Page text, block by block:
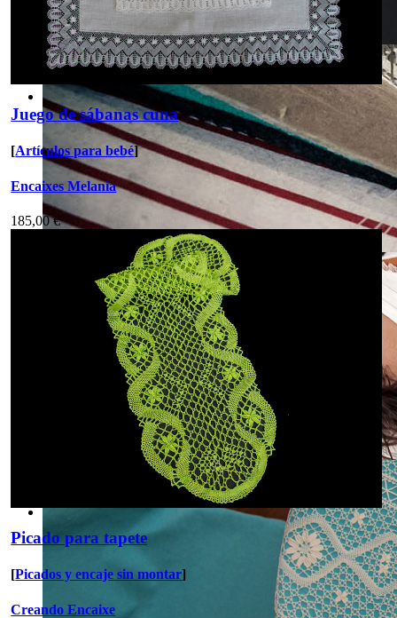
Juego de sábanas cuna
[Artículos para bebé]
Encaixes Melania
185,00 €
Picado para tapete
[Picados y encaje sin montar]
Creando Encaixe